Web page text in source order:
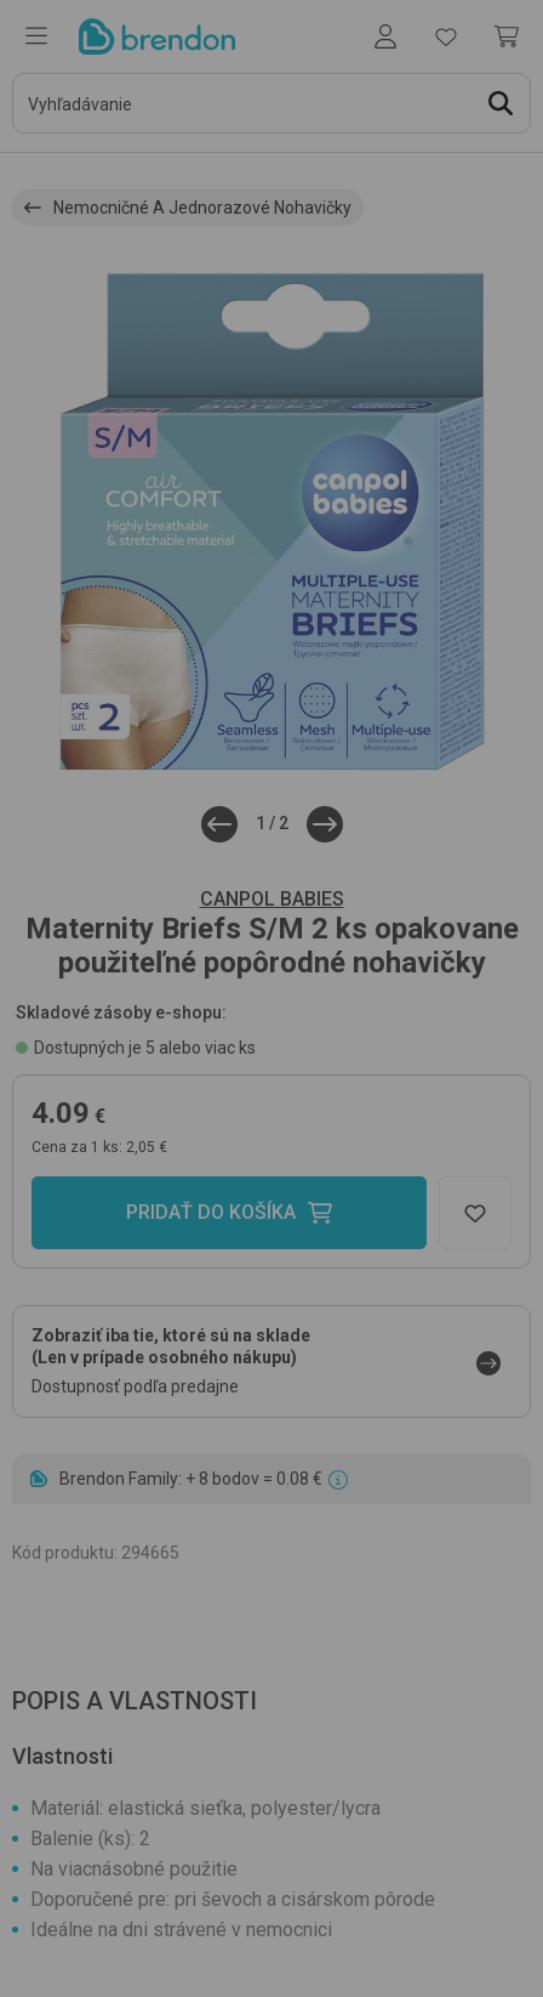
Nemocničné A Jednorazové Nohavičky
1 / 2
CANPOL BABIES
Maternity Briefs S/M 2 ks opakovane
použiteľné popôrodné nohavičky
Skladové zásoby e-shopu:
Dostupných je 5 alebo viac ks
4.09 €
Cena za 1 ks: 2,05 €
PRIDAŤ DO KOŠÍKA
Zobraziť iba tie, ktoré sú na sklade
(Len v prípade osobného nákupu)
Dostupnosť podľa predajne
Brendon Family: + 8 bodov = 0.08 €
Kód produktu: 294665
POPIS A VLASTNOSTI
Vlastnosti
Materiál: elastická sieťka, polyester/lycra
Balenie (ks): 2
Na viacnásobné použitie
Doporučené pre: pri ševoch a cisárskom pôrode
Ideálne na dni strávené v nemocnici